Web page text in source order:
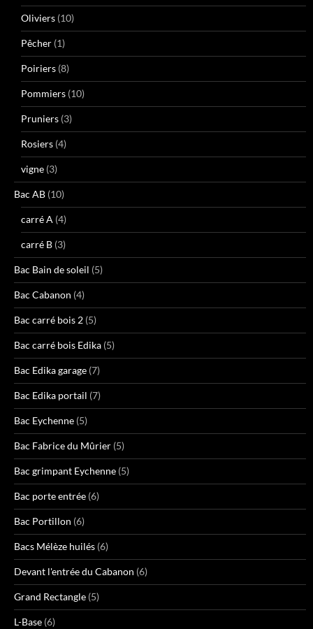
Oliviers (10)
Pêcher (1)
Poiriers (8)
Pommiers (10)
Pruniers (3)
Rosiers (4)
vigne (3)
Bac AB (10)
carré A (4)
carré B (3)
Bac Bain de soleil (5)
Bac Cabanon (4)
Bac carré bois 2 (5)
Bac carré bois Edika (5)
Bac Edika garage (7)
Bac Edika portail (7)
Bac Eychenne (5)
Bac Fabrice du Mûrier (5)
Bac grimpant Eychenne (5)
Bac porte entrée (6)
Bac Portillon (6)
Bacs Mélèze huilés (6)
Devant l'entrée du Cabanon (6)
Grand Rectangle (5)
L-Base (6)